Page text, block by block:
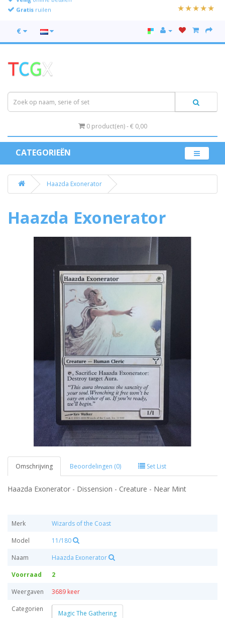
Gratis
€
0 product(en) - € 0,00
CATEGORIEËN
Haazda Exonerator
Haazda Exonerator
Omschrijving Beoordelingen (0) Set List
Haazda Exonerator - Dissension - Creature - Near Mint
Merk
Wizards of the Coast
Model
11/180
Naam
Haazda Exonerator
Voorraad
2
Weergaven
3689 keer
Categorien
Magic The Gathering